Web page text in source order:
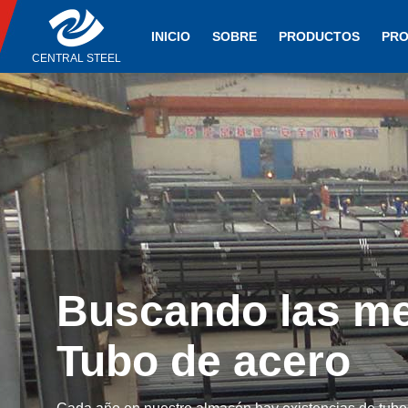
CENTRAL STEEL
INICIO SOBRE PRODUCTOS
Central Steel
Manufacturing
Proporcionar los productos de acero al carbono y
Buscando las
Tubo de acero